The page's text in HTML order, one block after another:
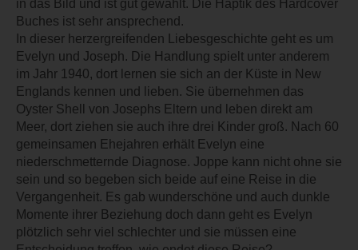
in das Bild und ist gut gewählt. Die Haptik des Hardcover
Buches ist sehr ansprechend.
In dieser herzergreifenden Liebesgeschichte geht es um
Evelyn und Joseph. Die Handlung spielt unter anderem
im Jahr 1940, dort lernen sie sich an der Küste in New
Englands kennen und lieben. Sie übernehmen das
Oyster Shell von Josephs Eltern und leben direkt am
Meer, dort ziehen sie auch ihre drei Kinder groß. Nach 60
gemeinsamen Ehejahren erhält Evelyn eine
niederschmetternde Diagnose. Joppe kann nicht ohne sie
sein und so begeben sich beide auf eine Reise in die
Vergangenheit. Es gab wunderschöne und auch dunkle
Momente ihrer Beziehung doch dann geht es Evelyn
plötzlich sehr viel schlechter und sie müssen eine